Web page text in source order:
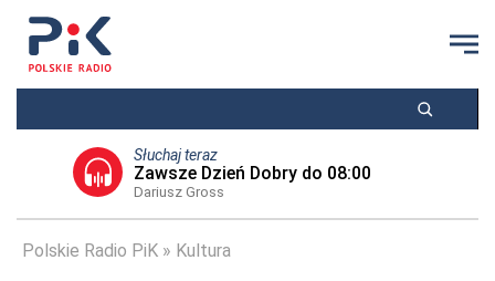
Słuchaj teraz
Zawsze Dzień Dobry do 08:00
Dariusz Gross
Polskie Radio PiK Kultura